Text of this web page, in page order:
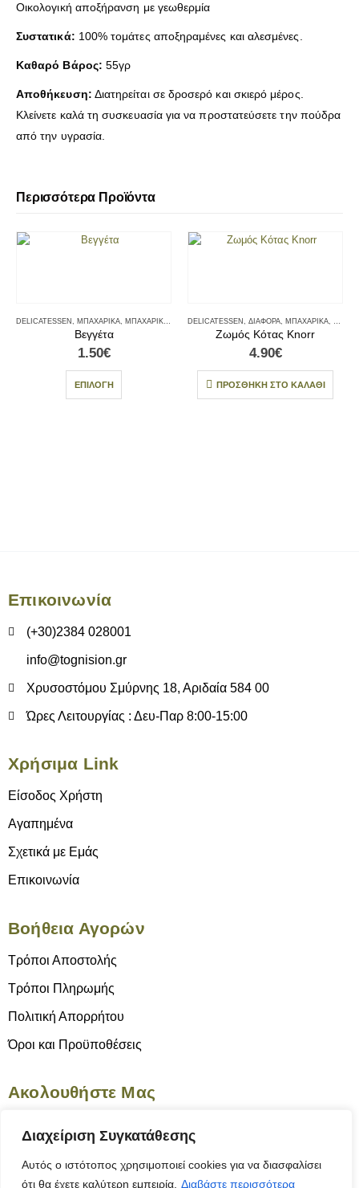
Διαχείριση Συγκατάθεσης
Αυτός ο ιστότοπος χρησιμοποιεί cookies για να διασφαλίσει
ότι θα έχετε καλύτερη εμπειρία. Διαβάστε περισσότερα
Οικολογική αποξήρανση με γεωθερμία
Συστατικά: 100% τομάτες αποξηραμένες και αλεσμένες.
Καθαρό Βάρος: 55γρ
Αποθήκευση: Διατηρείται σε δροσερό και σκιερό μέρος.
Κλείνετε καλά τη συσκευασία για να προστατεύσετε την πούδρα
από την υγρασία.
Περισσότερα Προϊόντα
DELICATESSEN ΜΠΑΧΑΡΙΚΆ ΜΠΑΧΑΡΙΚΆ - ΑΛΆΤΙΑ
Βεγγέτα
1.50€
ΕΠΙΛΟΓΉ
DELICATESSEN ΔΙΆΦΟΡΑ ΜΠΑΧΑΡΙΚΆ
Ζωμός Κότας Knorr
4.90€
ΠΡΟΣΘΉΚΗ ΣΤΟ ΚΑΛΆΘΙ
Επικοινωνία
(+30)2384 028001
info@tognision.gr
Χρυσοστόμου Σμύρνης 18, Αριδαία 584 00
Ώρες Λειτουργίας : Δευ-Παρ 8:00-15:00
Χρήσιμα Link
Είσοδος Χρήστη
Αγαπημένα
Σχετικά με Εμάς
Επικοινωνία
Βοήθεια Αγορών
Τρόποι Αποστολής
Τρόποι Πληρωμής
Πολιτική Απορρήτου
Όροι και Προϋποθέσεις
Ακολουθήστε Μας